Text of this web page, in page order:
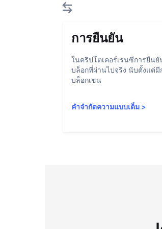
การยืนยัน
ในคริปโตเคอร์เรนซีการยืน
บล็อกที่ผ่านไปจริง นับตั้งแต่มี
บล็อกเชน
คำจำกัดความแบบเต็ม >